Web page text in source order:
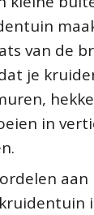
van de
je
in